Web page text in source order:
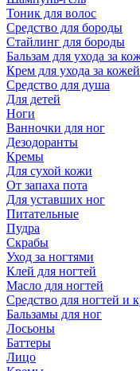
Тоник для волос
Средство для бороды
Стайлинг для бороды
Бальзам для ухода за
Крем для ухода за кожей
Средство для душа
Для детей
Ноги
Ванночки для ног
Дезодоранты
Кремы
Для сухой кожи
От запаха пота
Для уставших ног
Питательные
Пудра
Скрабы
Уход за ногтями
Клей для ногтей
Масло для ногтей
Средство для ногтей и
Бальзамы для ног
Лосьоны
Баттеры
Лицо